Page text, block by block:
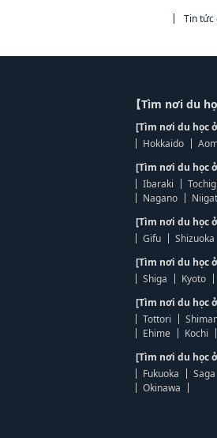
Tin tức
【Tìm nơi du
[Tìm nơi du học
Hokkaido
[Tìm nơi du học
Ibaraki
Tochigi
Nagano
[Tìm nơi du học
Gifu
Shizuoka
[Tìm nơi du học
Shiga
Kyoto
[Tìm nơi du học
Tottori
Ehime
Kochi
[Tìm nơi du học
Fukuoka
Saga
Okinawa